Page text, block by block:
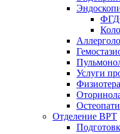
Услуги
Отделение ВРТ